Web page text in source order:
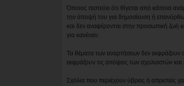
Όποιος πιστεύει ότι θίγεται από κάποια
την άποψή του για δημοσίευση ή
και δεν αναφέρονται στην προσωπική ζωή
για κανέναν.
Τα θέματα των αναρτήσεων δεν εκφράζουν
εκφράζουν τις απόψεις των σχολιαστών
Σχόλια που περιέχουν ύβρεις ή απρεπείς